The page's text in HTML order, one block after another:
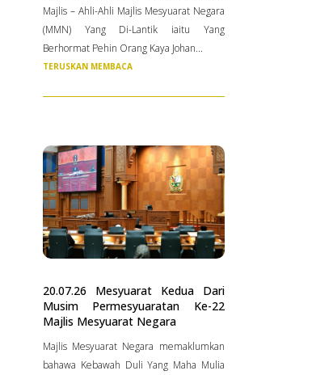
Majlis – Ahli-Ahli Majlis Mesyuarat Negara
(MMN) Yang Di-Lantik iaitu Yang
Berhormat Pehin Orang Kaya Johan...
TERUSKAN MEMBACA
20.07.26 Mesyuarat Kedua Dari
Musim Permesyuaratan Ke-22
Majlis Mesyuarat Negara
Majlis Mesyuarat Negara memaklumkan
bahawa Kebawah Duli Yang Maha Mulia